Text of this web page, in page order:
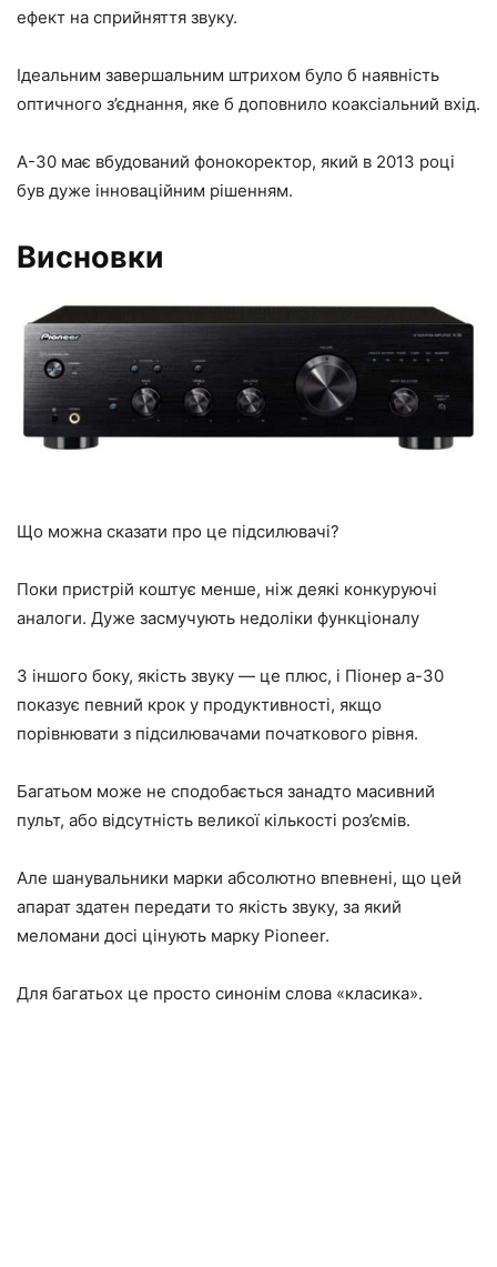
ефект на сприйняття звуку.
Ідеальним завершальним штрихом було б наявність
оптичного з’єднання, яке б доповнило коаксіальний вхід.
А-30 має вбудований фонокоректор, який в 2013 році
був дуже інноваційним рішенням.
Висновки
Що можна сказати про це підсилювачі?
Поки пристрій коштує менше, ніж деякі конкуруючі
аналоги. Дуже засмучують недоліки функціоналу
З іншого боку, якість звуку — це плюс, і Піонер а-30
показує певний крок у продуктивності, якщо
порівнювати з підсилювачами початкового рівня.
Багатьом може не сподобається занадто масивний
пульт, або відсутність великої кількості роз’ємів.
Але шанувальники марки абсолютно впевнені, що цей
апарат здатен передати то якість звуку, за який
меломани досі цінують марку Pioneer.
Для багатьох це просто синонім слова «класика».